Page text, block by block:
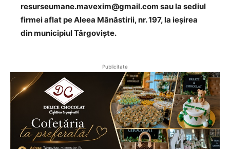
resurseumane.mavexim@gmail.com sau la sediul
firmei aflat pe Aleea Mănăstirii, nr. 197, la ieșirea
din municipiul Târgoviște.
Publicitate